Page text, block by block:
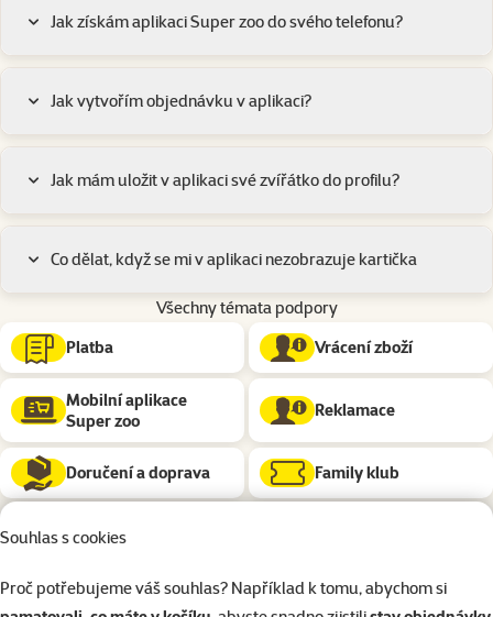
Souhlas s cookies
Proč potřebujeme váš souhlas? Například k tomu, abychom si
Jak získám aplikaci Super zoo do svého telefonu?
Jak vytvořím objednávku v aplikaci?
Jak mám uložit v aplikaci své zvířátko do profilu?
Co dělat, když se mi v aplikaci nezobrazuje kartička
Všechny témata podpory
Podkategorie
Platba Vrácení zboží
Mobilní aplikace
Super zoo
Reklamace
Doručení a doprava Family klub
Chovatelský klub
Zboží a zvířata
Nová mobilní aplikace
Super zoo